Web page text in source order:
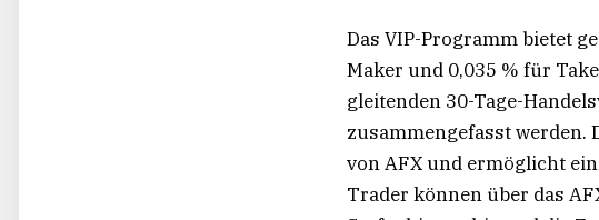
Das VIP-Programm bietet
Maker und 0,035 % für
gleitenden 30-Tage-
zusammengefasst
von AFX und ermöglicht
Trader können über das